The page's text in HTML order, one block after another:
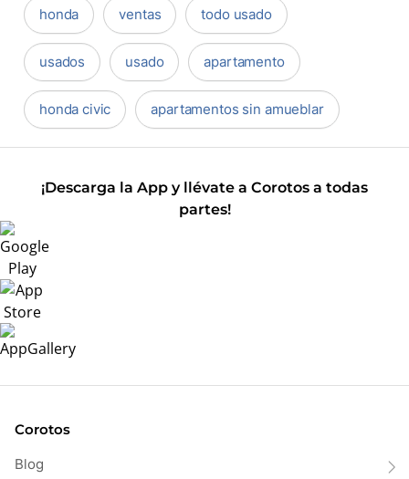
honda ventas todo usado
usados usado apartamento
honda civic apartamentos sin amueblar
¡Descarga la App y llévate a Corotos a todas
partes!
Corotos
Blog